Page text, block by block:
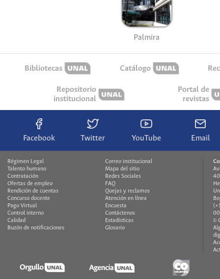
Palmira
Bibliotecas Catálogo
Repositorio
institucional
Portal de
revistas
Facebook Twitter YouTube Email
Régimen Legal
Talento humano
Contratación
Ofertas de empleo
Rendición de cuentas
Concurso docente
Pago Virtual
Control interno
Calidad
Buzón de notificaciones
Correo institucional
Mapa del sitio
Redes Sociales
FAQ
Quejas y reclamos
Atención en línea
Encuesta
Contáctenos
Estadísticas
Glosario
©